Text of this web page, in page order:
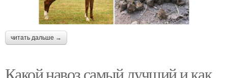
читать дальше →